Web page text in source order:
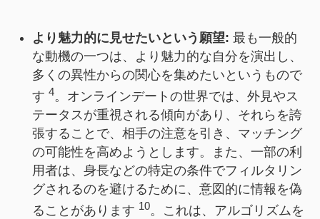
より魅力的に見せたいという願望: 最も一般的
な動機の一つは、より魅力的な自分を演出し、
多くの異性からの関心を集めたいというもので
す 4。オンラインデートの世界では、外見やス
テータスが重視される傾向があり、それらを誇
張することで、相手の注意を引き、マッチング
の可能性を高めようとします。また、一部の利
用者は、身長などの特定の条件でフィルタリン
グされるのを避けるために、意図的に情報を偽
ることがあります 10。これは、アルゴリズムを